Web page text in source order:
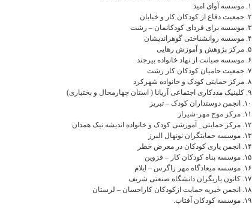
۱. موسسه آوای امید
۲. جمعیت دفاع از کودکان کار و خیابان
٣. موسسه برای فردای کودکانمان – رشت
۴. موسسه روانشناختی گوهراندیشان
۵. مرکز پژوهش و آموزش رهایی
۶. موسسه صیانت از نهاد خانواده بیرجند
۷. جمعیت حامیان کودکان کار رشت
٨. مرکز حمایتی کودک و خانواده شهرکرد
۹. کلینیک مددکاری اجتماعی آریانا ( استان چهارمحال و بختیاری)
۱۰. انجمن دوستداران کودک – تبریز
۱۱. مرکز موج مهر-شیراز
۱۲. مرکز حمایتی_ آموزشی کودک و خانواده اندیشه نیک همدان
۱٣. موسسه حمایتگران نونهال البرز
۱۴. انجمن یاری کودکان در معرض خطر
۱۵. موسسه پناه کودکان کار – قزوین
۱۶. موسسه میعادگاه مهر زاگرس – ایلام
۱۷. کانون یاریگران دانشگاه صنعتی شریف
۱٨. انجمن خیریه حمایت ازکودکان کاراحسان – لرستان
۱۹. موسسه کودکان آفتاب.